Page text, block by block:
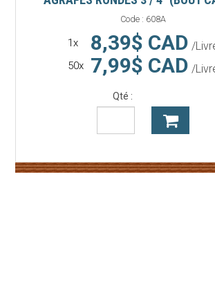
Code : 608A
1x 8,39$ CAD /
50x 7,99$ CAD /
Qté :